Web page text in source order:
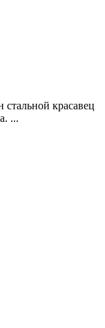
красавец
...